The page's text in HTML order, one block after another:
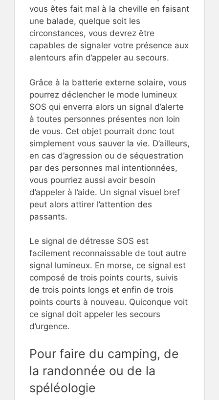
vous êtes fait mal à la cheville en faisant
une balade, quelque soit les
circonstances, vous devrez être
capables de signaler votre présence aux
alentours afin d’appeler au secours.
Grâce à la batterie externe solaire, vous
pourrez déclencher le mode lumineux
SOS qui enverra alors un signal d’alerte
à toutes personnes présentes non loin
de vous. Cet objet pourrait donc tout
simplement vous sauver la vie. D’ailleurs,
en cas d’agression ou de séquestration
par des personnes mal intentionnées,
vous pourriez aussi avoir besoin
d’appeler à l’aide. Un signal visuel bref
peut alors attirer l’attention des
passants.
Le signal de détresse SOS est
facilement reconnaissable de tout autre
signal lumineux. En morse, ce signal est
composé de trois points courts, suivis
de trois points longs et enfin de trois
points courts à nouveau. Quiconque voit
ce signal doit appeler les secours
d’urgence.
Pour faire du camping, de
la randonnée ou de la
spéléologie